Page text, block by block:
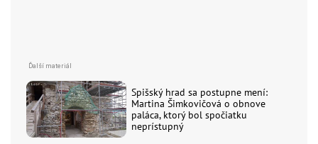
Spišský hrad sa postupne mení:
Martina Šimkovičová o obnove
paláca, ktorý bol spočiatku
neprístupný